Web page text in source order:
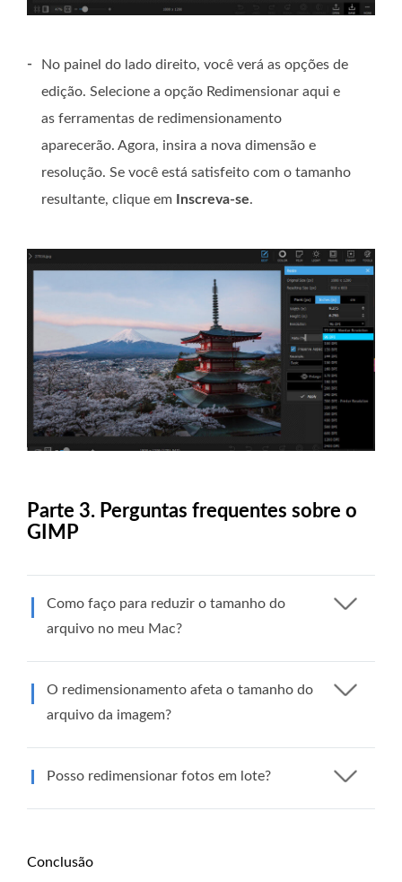
-
No painel do lado direito, você verá as opções de
edição. Selecione a opção Redimensionar aqui e
as ferramentas de redimensionamento
aparecerão. Agora, insira a nova dimensão e
resolução. Se você está satisfeito com o tamanho
resultante, clique em
Inscreva-se.
Parte 3. Perguntas frequentes sobre o
GIMP
Como faço para reduzir o tamanho do
arquivo no meu Mac?
O redimensionamento afeta o tamanho do
arquivo da imagem?
Posso redimensionar fotos em lote?
Conclusão